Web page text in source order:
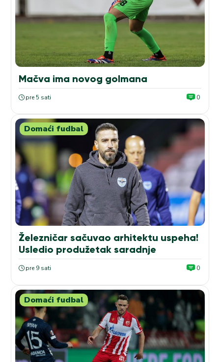
Mačva ima novog golmana
pre 5 sati 0
Domaći fudbal
Železničar sačuvao arhitektu uspeha!
Usledio produžetak saradnje
pre 9 sati 0
Domaći fudbal